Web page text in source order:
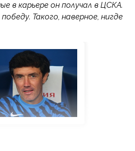
в карьере он получал в ЦСКА.
Такого, наверное, нигде